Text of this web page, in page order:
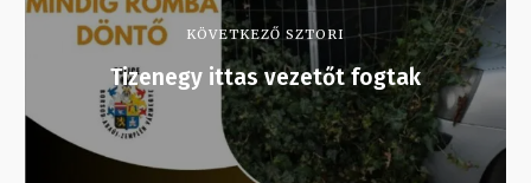
KÖVETKEZŐ SZTORI
Tizenegy ittas vezetőt fogtak